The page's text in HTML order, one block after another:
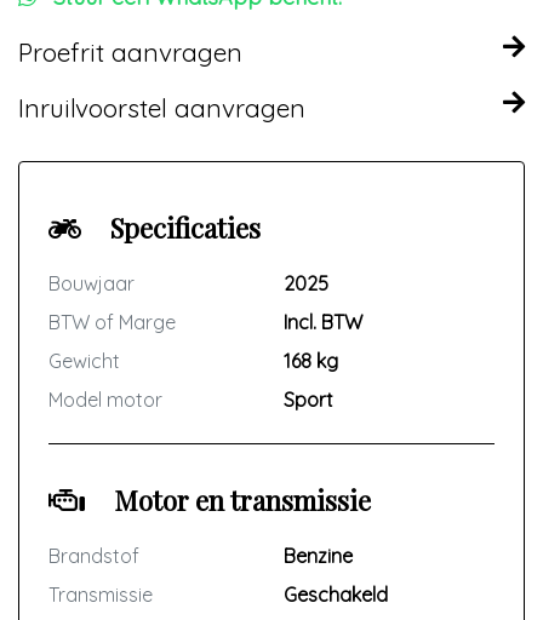
Proefrit aanvragen
Inruilvoorstel aanvragen
Specificaties
Bouwjaar
2025
BTW of Marge
Incl. BTW
Gewicht
168 kg
Model motor
Sport
Motor en transmissie
Brandstof
Benzine
Transmissie
Geschakeld